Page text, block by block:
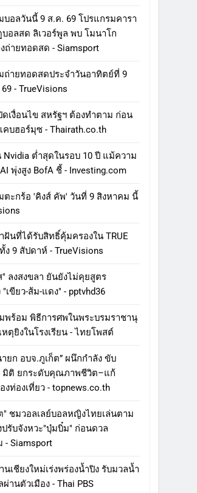
บอลวันนี้ 9 ส.ค. 69 โปรแกรมคารา
อลสด ลิเวอร์พูล พบ โมนาโก
ถ่ายทอดสด - Siamsport
ถ่ายทอดสดประจำวันอาทิตย์ที่ 9
- TrueVisions
ดเงื่อนไข สหรัฐฯ ต้องทำตาม ก่อน
คบฮอร์มุซ - Thairath.co.th
ต่ำสุดในรอบ 10 ปี แม้ความ
พุ่งสูง BofA ชี้ - Investing.com
ตะกร้อ 'คิงส์ คัพ' วันที่ 9 สิงหาคม นี้
ฝันที่ได้รับสิทธิ์คุ้มครองใน TRUE
ง 9 สัปดาห์ - TrueVisions
ลงสงขลา ยันยังไม่คุยสูตร
"เขียว-ส้ม-แดง" - pptvhd36
พร้อม พิธีการศพในพระบรมราชานุ
หตุยิงในโรงเรียน - ไทยโพสต์
ายก อบจ.ภูเก็ต” ผนึกกำลัง ขับ
มิติ ยกระดับคุณภาพชีวิต–แก้
งท่องเที่ยว - topnews.co.th
" ชมวอลเลย์บอลหญิงไทยเล่นตาม
ปรับจังหวะ"บุ๋มบิ๋ม" ก่อนดวล
- Siamsport
นเชียงใหม่เร่งพร่องน้ำปิง รับมวลน้ำ
านตัวเมือง - Thai PBS